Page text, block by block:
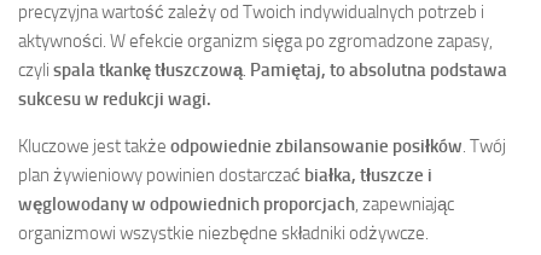
precyzyjna wartość zależy od Twoich indywidualnych potrzeb i
aktywności. W efekcie organizm sięga po zgromadzone zapasy,
czyli spala tkankę tłuszczową. Pamiętaj, to absolutna podstawa
sukcesu w redukcji wagi.
Kluczowe jest także odpowiednie zbilansowanie posiłków. Twój
plan żywieniowy powinien dostarczać białka, tłuszcze i
węglowodany w odpowiednich proporcjach, zapewniając
organizmowi wszystkie niezbędne składniki odżywcze.